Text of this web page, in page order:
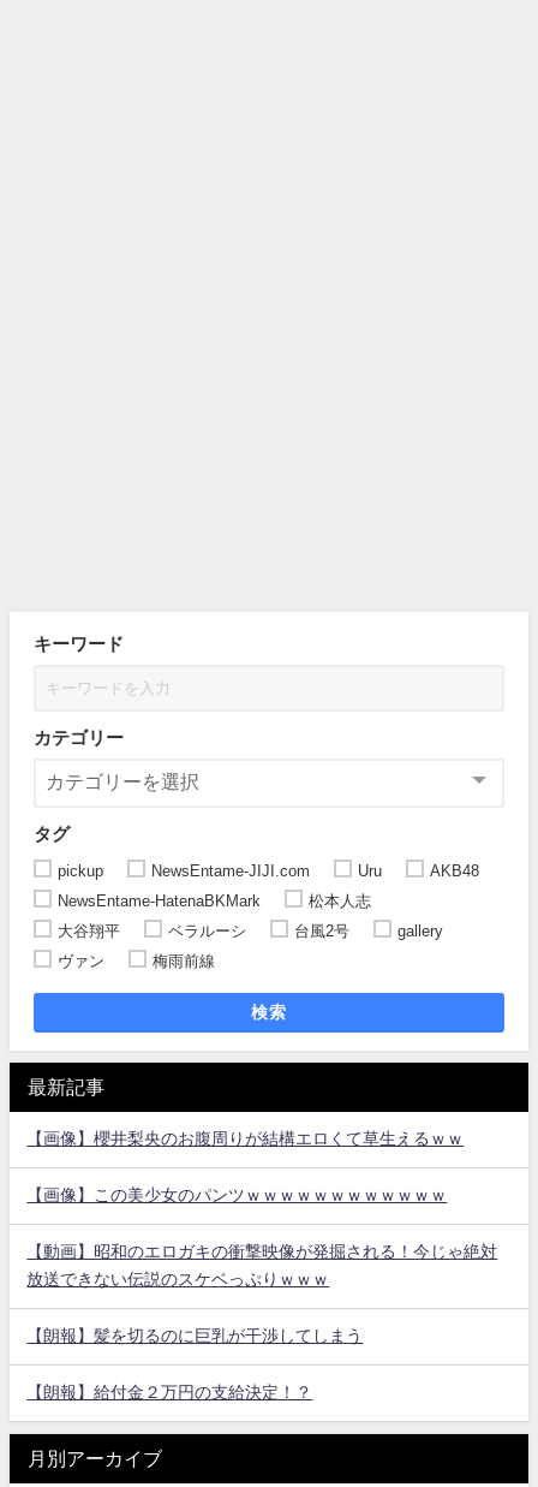
キーワード
カテゴリー
タグ
pickup NewsEntame-JIJI.com Uru
AKB48
NewsEntame-HatenaBKMark
松本人志
大谷翔平
ベラルーシ 台風2号
gallery
ヴァン
梅雨前線
検索
最新記事
【画像】櫻井梨央のお腹周りが結構エロくて草生えるｗｗ
【画像】この美少女のパンツｗｗｗｗｗｗｗｗｗｗｗｗ
【動画】昭和のエロガキの衝撃映像が発掘される！今じゃ絶対
放送できない伝説のスケベっぷりｗｗｗ
【朗報】髪を切るのに巨乳が干渉してしまう
【朗報】給付金２万円の支給決定！？
月別アーカイブ